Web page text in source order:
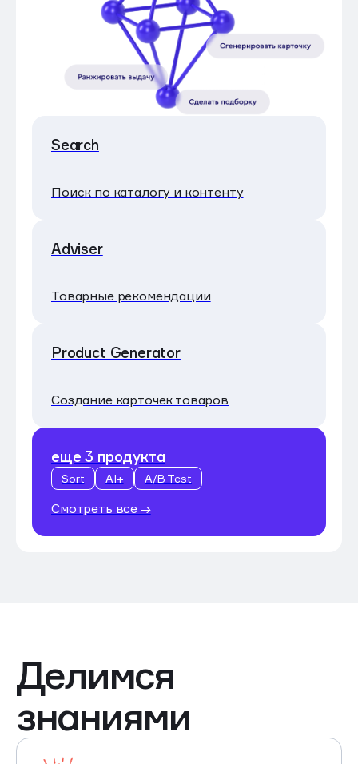
Search
Поиск по каталогу и контенту
Adviser
Товарные рекомендации
Product Generator
Создание карточек товаров
еще 3 продукта
Sort AI+ A/B Test
Смотреть все →
Делимся
знаниями